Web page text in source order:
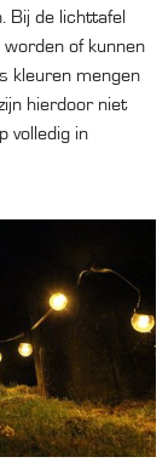
Bij de lichttafel
of kunnen
kleuren mengen
hierdoor niet
volledig in